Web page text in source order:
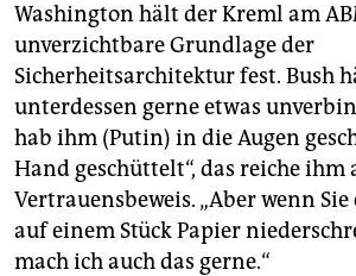
Washington hält der Kreml am
unverzichtbare Grundlage der
Sicherheitsarchitektur fest. Bush
unterdessen gerne etwas
hab ihm (Putin) in die Augen
Hand geschüttelt“, das reiche ihm
Vertrauensbeweis. „Aber wenn
auf einem Stück Papier
mach ich auch das gerne.“